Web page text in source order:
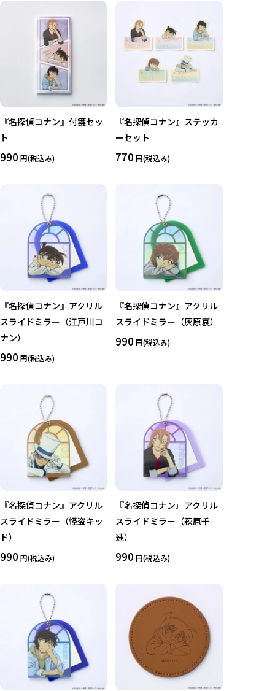
『名探偵コナン』付箋セッ
ト
990 円(税込み)
『名探偵コナン』ステッカ
ーセット
770 円(税込み)
『名探偵コナン』アクリル
スライドミラー（江戸川コ
ナン）
990 円(税込み)
『名探偵コナン』アクリル
スライドミラー（灰原哀）
990 円(税込み)
『名探偵コナン』アクリル
スライドミラー（怪盗キッ
ド）
990 円(税込み)
『名探偵コナン』アクリル
スライドミラー（萩原千
速）
990 円(税込み)
作品
カテゴリ
価格
在庫あり
予約販売
本店限定
クリア 絞り込みする